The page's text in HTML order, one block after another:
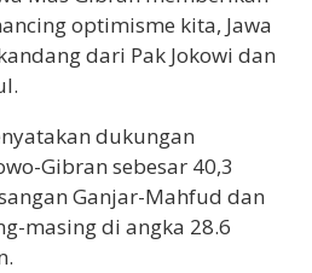
optimisme kita, Jawa
dari Pak Jokowi dan
dukungan
Gibran sebesar 40,3
Ganjar-Mahfud dan
masing di angka 28.6